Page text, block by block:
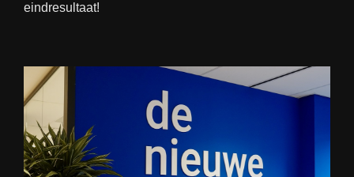
eindresultaat!